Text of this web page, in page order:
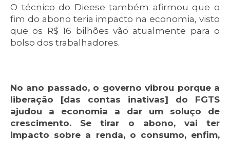
O técnico do Dieese também afirmou que o
fim do abono teria impacto na economia, visto
que os R$ 16 bilhões vão atualmente para o
bolso dos trabalhadores.
No ano passado, o governo vibrou porque a
liberação [das contas inativas] do FGTS
ajudou a economia a dar um soluço de
crescimento. Se tirar o abono, vai ter
impacto sobre a renda, o consumo, enfim,